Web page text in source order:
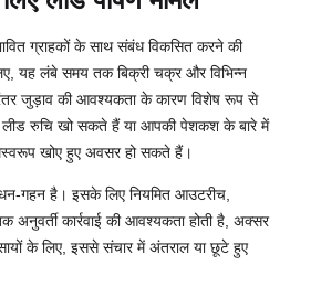
ग्राहकों के साथ संबंध विकसित करने की
यह लंबे समय तक बिक्री चक्र और विभिन्न
जुड़ाव की आवश्यकता के कारण विशेष रूप से
लीड रुचि खो सकते हैं या आपकी पेशकश के बारे में
खोए हुए अवसर हो सकते हैं।
गहन है। इसके लिए नियमित आउटरीच,
अनुवर्ती कार्रवाई की आवश्यकता होती है, अक्सर
के लिए, इससे संचार में अंतराल या छूटे हुए